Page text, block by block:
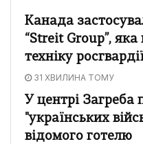
Канада
“Streit Group”, яка
техніку
31 ХВИЛИНА ТОМУ
У центрі Загреба
"українських
відомого готелю